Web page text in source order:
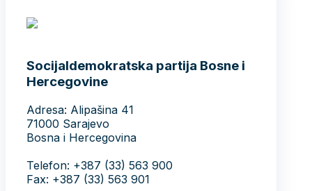
Socijaldemokratska partija Bosne i
Hercegovine
Adresa: Alipašina 41
71000 Sarajevo
Bosna i Hercegovina
Telefon: +387 (33) 563 900
Fax: +387 (33) 563 901